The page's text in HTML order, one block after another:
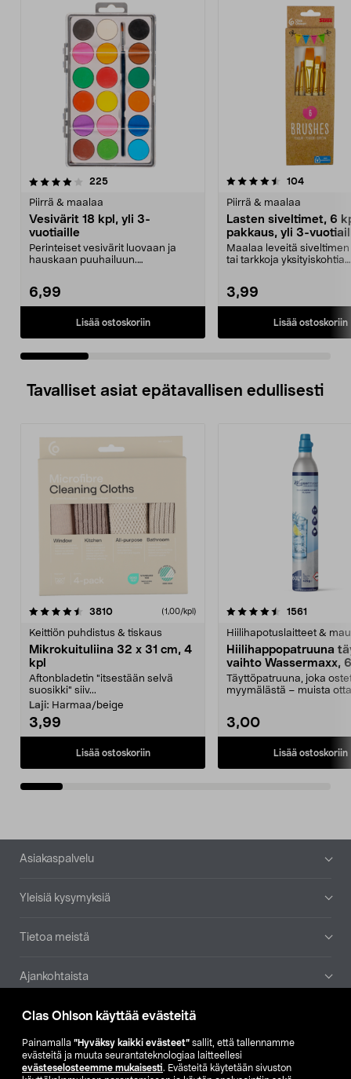
Clas Ohlson käyttää evästeitä
Painamalla ”Hyväksy kaikki evästeet” sallit, että tallennamme
evästeitä ja muuta seurantateknologiaa laitteellesi
evästeselosteemme mukaisesti. Evästeitä käytetään sivuston
225arvostelut
Piirrä & maalaa
Vesivärit 18 kpl, yli 3-
vuotiaille
Perinteiset vesivärit luovaan ja
hauskaan puuhailuun.
6,99
Lisää ostoskoriin
4.5 viidestä
104arvostelut
Piirrä & maalaa
Lasten siveltimet, 6
pakkaus, yli 3-
Maalaa leveitä
tai tarkkoja yksityiskohtia
3,99
Lisää ostoskoriin
4.5 viidestä
Tavalliset asiat epätavallisen edullisesti
3810arvostelut (1,00/kpl)
Keittiön puhdistus & tiskaus
Mikrokuituliina 32 x 31 cm, 4
kpl
Aftonbladetin "itsestään selvä
suosikki" siiv...
Laji: Harmaa/beige
3,99
Lisää ostoskoriin
4.5viidestä
1561
Hiilihapotuslaitteet &
Hiilihappopatruuna
vaihto Wassermaxx,
Täyttöpatruuna, joka
myymälästä – muista
3,00
Lisää ostoskoriin
4.5viidestä
Alatunniste
Asiakaspalvelu
Yleisiä kysymyksiä
Tietoa meistä
Ajankohtaista
Muut yrityksemme
Etsi myymälä